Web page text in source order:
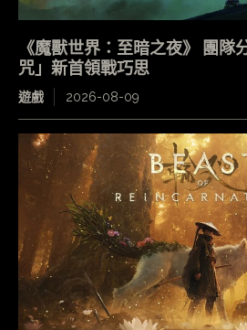
《魔獸世界：至暗之夜》 團隊
咒」新首領戰巧思
遊戲 2026-08-09